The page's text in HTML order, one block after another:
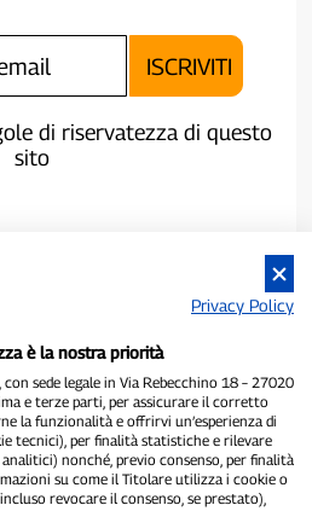
di riservatezza di questo
sito
Giornalistica indipendente
del 1/2/2021 - Tribunale di Pavia
66communication Srls- P.IVA
Privacy Policy
è la nostra priorità
sede legale in Via Rebecchino 18 – 27020
e terze parti, per assicurare il corretto
la funzionalità e offrirvi un’esperienza di
tecnici), per finalità statistiche e rilevare
nonché, previo consenso, per finalità
su come il Titolare utilizza i cookie o
revocare il consenso, se prestato),